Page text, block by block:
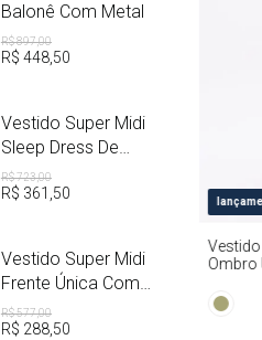
Balonê Com Metal
R$897,00
R$ 448, 50
Vestido Super Midi
Sleep Dress De
Cetim Com Metal
R$723,00
R$ 361 50
Vestido Super Midi
Frente Única Com
Linho
R$577,00
R$ 288, 50
Ombro
Dye